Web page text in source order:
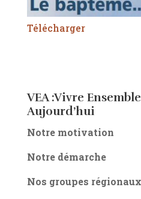
Télécharger
VEA :Vivre
Aujourd’hui
Notre motivation
Notre démarche
Nos groupes régionaux